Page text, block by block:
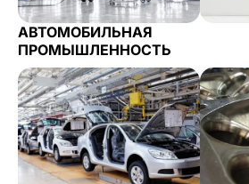
АВТОМОБИЛЬНАЯ
ПРОМЫШЛЕННОСТЬ